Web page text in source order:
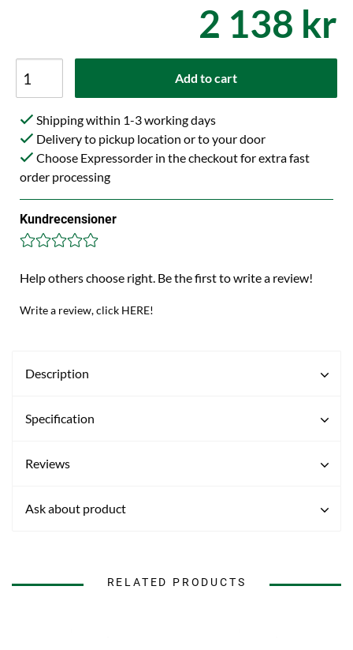
2 138 kr
Add to cart
Shipping within 1-3 working days
Delivery to pickup location or to your door
Choose Expressorder in the checkout for extra fast
order processing
Kundrecensioner
Help others choose right. Be the first to write a review!
Write a review, click HERE!
Description
Specification
Reviews
Ask about product
RELATED PRODUCTS